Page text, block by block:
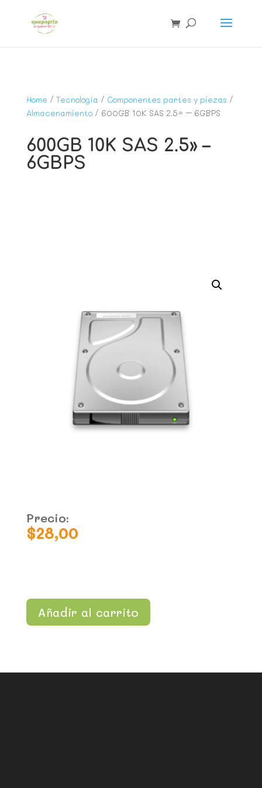
Home / Tecnología / Componentes partes y piezas /
Almacenamiento/ 600GB 10K SAS 2.5» – 6GBPS
600GB 10K SAS 2.5» –
6GBPS
Precio:
$28,00
Añadir al carrito